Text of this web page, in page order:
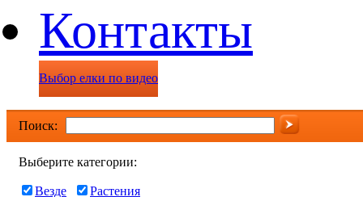
Контакты
Выбор елки по видео
Поиск:
Выберите категории:
Везде
Растения